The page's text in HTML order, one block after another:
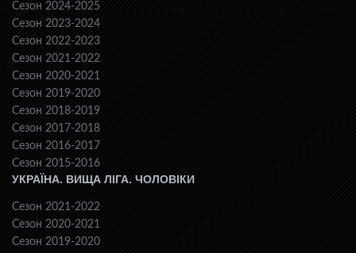
Сезон 2024-2025
Сезон 2023-2024
Сезон 2022-2023
Сезон 2021-2022
Сезон 2020-2021
Сезон 2019-2020
Сезон 2018-2019
Сезон 2017-2018
Сезон 2016-2017
Сезон 2015-2016
УКРАЇНА. ВИЩА ЛІГА. ЧОЛОВІКИ
Сезон 2021-2022
Сезон 2020-2021
Сезон 2019-2020